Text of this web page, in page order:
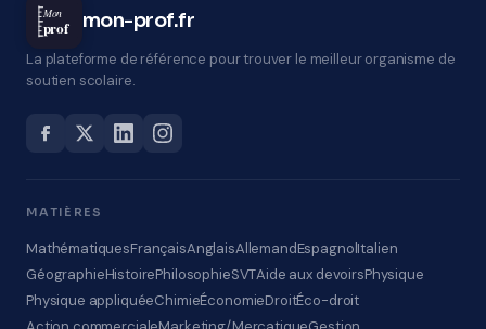
Mon
prof mon-prof.fr
La plateforme de référence pour trouver le meilleur organisme de
soutien scolaire.
MATIÈRES
MathématiquesFrançaisAnglaisAllemandEspagnolItalien
GéographieHistoirePhilosophieSVTAide aux devoirsPhysique
Physique appliquéeChimieÉconomieDroitÉco-droit